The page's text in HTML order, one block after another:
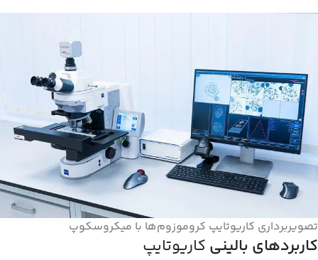
تصویربرداری کاریوتایپ کروموزوم‌ها با میکروسکوپ
کاربردهای بالینی کاریوتایپ